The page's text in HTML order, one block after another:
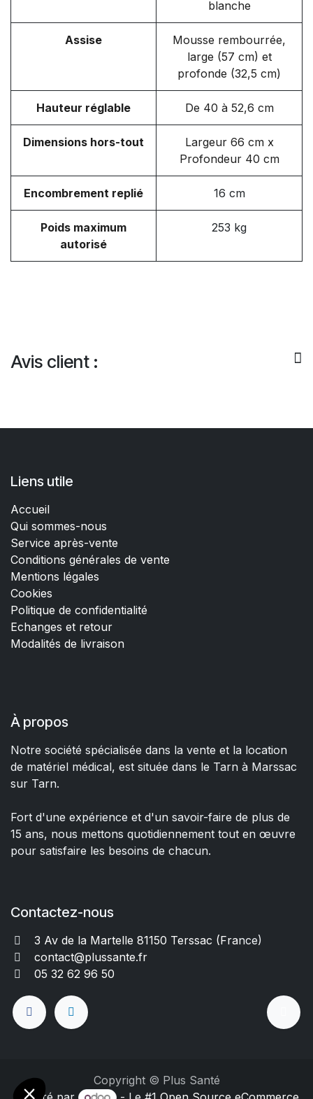
blanche
Assise
Mousse rembourrée,
large (57 cm) et
profonde (32,5 cm)
Hauteur réglable De 40 à 52,6 cm
Dimensions hors-tout
Largeur 66 cm x
Profondeur 40 cm
Encombrement replié 16 cm
Poids maximum
autorisé
253 kg
Avis client :
Liens utile
Accueil
Qui sommes-nous
Service après-vente
Conditions générales de vente
Mentions légales
Cookies
Politique de confidentialité
Echanges et retour
Modalités de livraison
À propos
Notre société spécialisée dans la vente et la location
de matériel médical, est située dans le Tarn à Marssac
sur Tarn.
Fort d'une expérience et d'un savoir-faire de plus de
15 ans, nous mettons quotidiennement tout en œuvre
pour satisfaire les besoins de chacun.
Contactez-nous
3 Av de la Martelle 81150 Terssac (France)
contact@plussante.fr
05 32 62 96 50
Copyright © Plus Santé